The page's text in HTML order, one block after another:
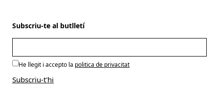
Subscriu-te al butlletí
He llegit i accepto la politica de privacitat